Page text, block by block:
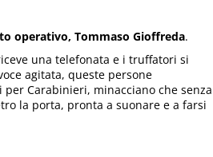
operativo, Tommaso Gioffreda.
una telefonata e i truffatori si
agitata, queste persone
Carabinieri, minacciano che senza
la porta, pronta a suonare e a farsi